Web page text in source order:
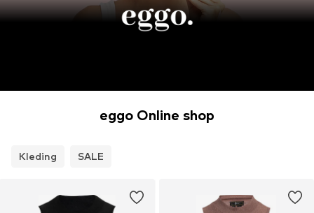
eggo Online shop
Kleding SALE